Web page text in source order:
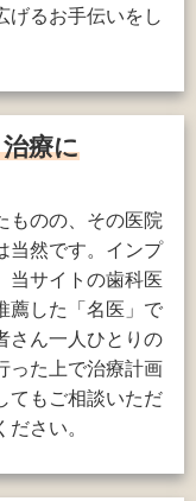
げるお手伝いをし
療に
ものの、その医院
当然です。インプ
当サイトの歯科医
薦した「名医」で
さん一人ひとりの
った上で治療計画
てもご相談いただ
さい。